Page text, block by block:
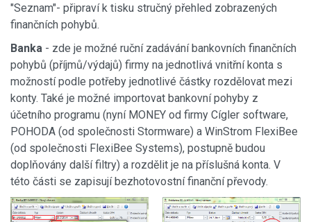
"Seznam"- připraví k tisku stručný přehled zobrazených
finančních pohybů.
Banka - zde je možné ruční zadávání bankovních finančních
pohybů (příjmů/výdajů) firmy na jednotlivá vnitřní konta s
možností podle potřeby jednotlivé částky rozdělovat mezi
konty. Také je možné importovat bankovní pohyby z
účetního programu (nyní MONEY od firmy Cígler software,
POHODA (od společnosti Stormware) a WinStrom FlexiBee
(od společnosti FlexiBee Systems), postupně budou
doplňovány další filtry) a rozdělit je na příslušná konta. V
této části se zapisují bezhotovostní finanční převody.